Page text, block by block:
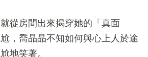
從房間出來揭穿她的「真面
，喬晶晶不知如何與心上人於途
地笑著。